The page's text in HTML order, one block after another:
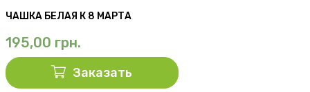
ЧАШКА БЕЛАЯ К 8 МАРТА
195,00 грн.
Заказать